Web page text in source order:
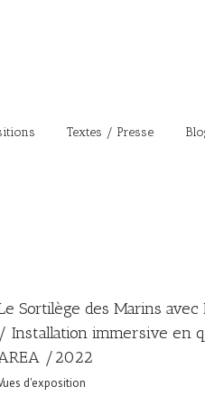
Textes / Presse
Sortilège des Marins avec
/ Installation immersive en
/2022
d'exposition